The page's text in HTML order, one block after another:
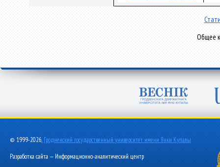
Общее
© 1999-2026, Гродненский государственный университет имени Янки Купалы
Разработка сайта — Информационно-аналитический центр